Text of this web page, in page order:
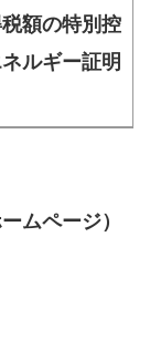
額の特別控
ルギー証明
ムページ）